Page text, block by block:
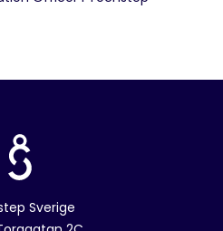
Sverige